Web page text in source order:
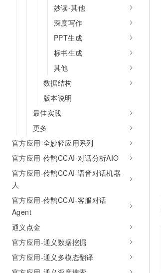
妙读-其他
深度写作
PPT生成
标书生成
其他
数据结构
版本说明
最佳实践
更多
官方应用-全妙轻应用系列
官方应用-伶鹊CCAI-对话分析AIO
官方应用-伶鹊CCAI-语音对话机器
人
官方应用-伶鹊CCAI-客服对话
Agent
通义点金
官方应用-通义数据挖掘
官方应用-通义多模态翻译